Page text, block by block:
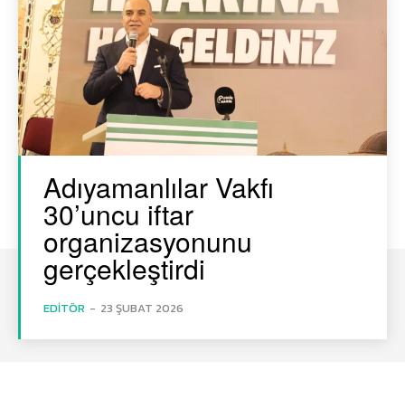
Adıyamanlılar Vakfı
30’uncu iftar
organizasyonunu
gerçekleştirdi
EDITÖR - 23 ŞUBAT 2026